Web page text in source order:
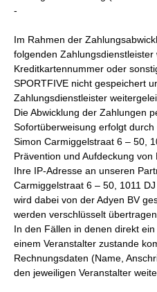
-
Im Rahmen der
folgenden
Kreditkartennummer oder
SPORTFIVE nicht gespeichert
Zahlungsdienstleister
Die Abwicklung der Zahlungen
Sofortüberweisung erfolgt durch
Simon Carmiggelstraat 6 – 50,
Prävention und Aufdeckung
Ihre IP-Adresse an unseren
Carmiggelstraat 6 – 50, 1011
wird dabei von der Adyen BV
werden verschlüsselt übertragen.
In den Fällen in denen direkt
einem Veranstalter zustande
Rechnungsdaten (Name,
den jeweiligen Veranstalter